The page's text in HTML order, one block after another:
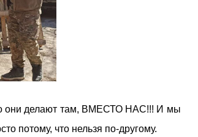
они делают там, ВМЕСТО НАС!!! И мы
потому, что нельзя по-другому.